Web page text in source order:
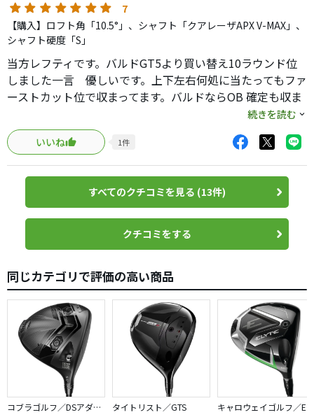
当方、生粋のスライサーですが、コースでスライスが出だ
すと怖くて振れなくなり、
余計曲がりだす、という悪循環を何度も体験しております
が、
このヘッドなら思い切って振っていけそうです。
即決で購入しました。
Aiスモークのヘッドがメルカリで売ると、
ほぼ同額で売れたので、ノーダメージです🎵
私はリシャフトしましたが、純正シャフトも決して悪いわ
けではありませんでした。
今回は純正シャフトも含めて高評価のような気がします。
やっぱりドライバーは優しいヘッドに限りますね。
7
【購入】ロフト角「10.5°」、シャフト「クアレーザAPX V-MAX」、
シャフト硬度「S」
当方レフティです。バルドGT5より買い替え10ラウンド位
しました一言 優しいです。上下左右何処に当たってもファ
ーストカット位で収まってます。バルドならOB 確定も収ま
ってます。叩きに行っても右に行きません。なのでOBもほ
ぼ出ませんのでスコアも85位から80位でラウンド出来るよ
うになりました。
ただ、飛距離10yd以上は落ちました。一発の飛びは20yd減
でも左右暴れなくなったのでスコアは落ち着く感じです。
続きを読む
いいね
1件
すべてのクチコミを見る (13件)
クチコミをする
同じカテゴリで評価の高い商品
コブラゴルフ／DSアダプト タイトリスト／GTS